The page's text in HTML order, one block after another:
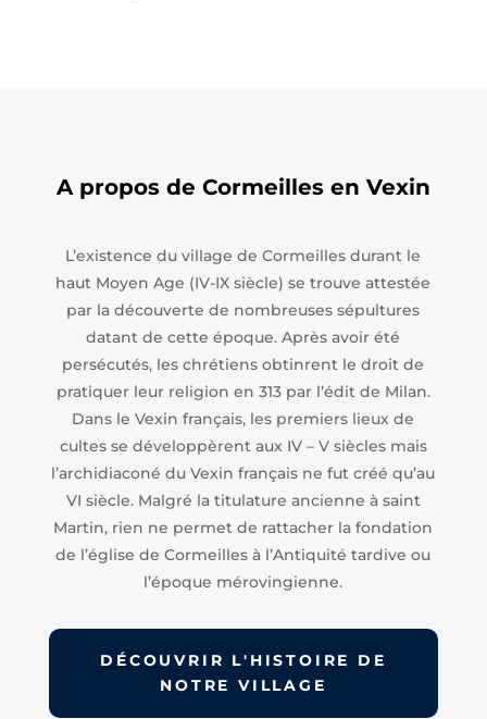
A propos de Cormeilles en Vexin
L’existence du village de Cormeilles durant le
haut Moyen Age (IV-IX siècle) se trouve attestée
par la découverte de nombreuses sépultures
datant de cette époque. Après avoir été
persécutés, les chrétiens obtinrent le droit de
pratiquer leur religion en 313 par l’édit de Milan.
Dans le Vexin français, les premiers lieux de
cultes se développèrent aux IV – V siècles mais
l’archidiaconé du Vexin français ne fut créé qu’au
VI siècle. Malgré la titulature ancienne à saint
Martin, rien ne permet de rattacher la fondation
de l’église de Cormeilles à l’Antiquité tardive ou
l’époque mérovingienne.
DÉCOUVRIR L'HISTOIRE DE
NOTRE VILLAGE